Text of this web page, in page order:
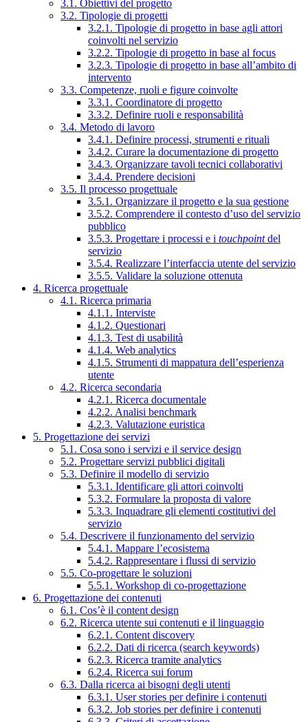
3.1. Obiettivi del progetto
3.2. Tipologie di progetti
3.2.1. Tipologie di progetto in base agli attori
coinvolti nel servizio
3.2.2. Tipologie di progetto in base al focus
3.2.3. Tipologie di progetto in base all’ambito di
intervento
3.3. Competenze, ruoli e figure coinvolte
3.3.1. Coordinatore di progetto
3.3.2. Definire ruoli e responsabilità
3.4. Metodo di lavoro
3.4.1. Definire processi, strumenti e rituali
3.4.2. Curare la documentazione di progetto
3.4.3. Organizzare tavoli tecnici collaborativi
3.4.4. Prendere decisioni
3.5. Il processo progettuale
3.5.1. Organizzare il progetto e la sua gestione
3.5.2. Comprendere il contesto d’uso del servizio
pubblico
3.5.3. Progettare i processi e i touchpointdel
servizio
3.5.4. Realizzare l’interfaccia utente del servizio
3.5.5. Validare la soluzione ottenuta
4. Ricerca progettuale
4.1. Ricerca primaria
4.1.1. Interviste
4.1.2. Questionari
4.1.3. Test di usabilità
4.1.4. Web analytics
4.1.5. Strumenti di mappatura dell’esperienza
utente
4.2. Ricerca secondaria
4.2.1. Ricerca documentale
4.2.2. Analisi benchmark
4.2.3. Valutazione euristica
5. Progettazione dei servizi
5.1. Cosa sono i servizi e il service design
5.2. Progettare servizi pubblici digitali
5.3. Definire il modello di servizio
5.3.1. Identificare gli attori coinvolti
5.3.2. Formulare la proposta di valore
5.3.3. Inquadrare gli elementi costitutivi del
servizio
5.4. Descrivere il funzionamento del servizio
5.4.1. Mappare l’ecosistema
5.4.2. Rappresentare i flussi di servizio
5.5. Co-progettare le soluzioni
5.5.1. Workshop di co-progettazione
6. Progettazione dei contenuti
6.1. Cos’è il content design
6.2. Ricerca utente sui contenuti e il linguaggio
6.2.1. Content discovery
6.2.2. Dati di ricerca (search keywords)
6.2.3. Ricerca tramite analytics
6.2.4. Ricerca sui forum
6.3. Dalla ricerca ai bisogni degli utenti
6.3.1. User stories per definire i contenuti
6.3.2. Job stories per definire i contenuti